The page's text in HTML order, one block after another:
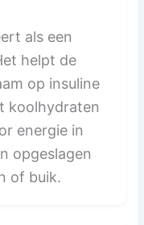
als een
helpt de
op insuline
koolhydraten
energie in
opgeslagen
of buik.